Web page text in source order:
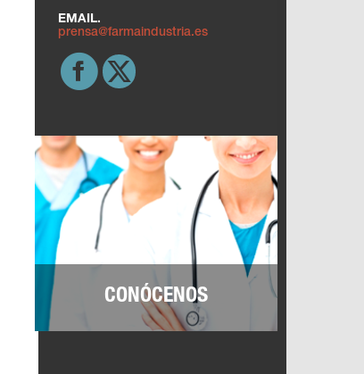
EMAIL.
prensa@farmaindustria.es
CONÓCENOS